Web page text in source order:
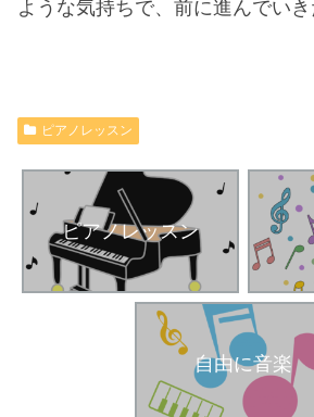
ような気持ちで、前に進んでいき
ピアノレッスン
ピアノレッスン
自由に音楽